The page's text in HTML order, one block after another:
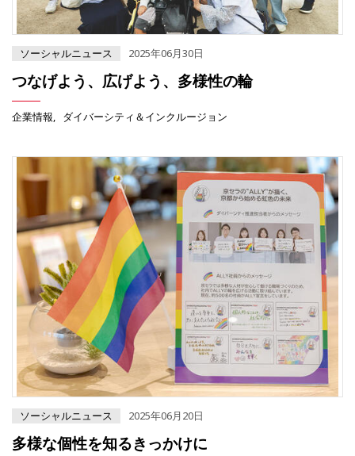
ソーシャルニュース 2025年06月30日
つなげよう、広げよう、多様性の輪
企業情報 ダイバーシティ＆インクルージョン
ソーシャルニュース 2025年06月20日
多様な個性を知るきっかけに